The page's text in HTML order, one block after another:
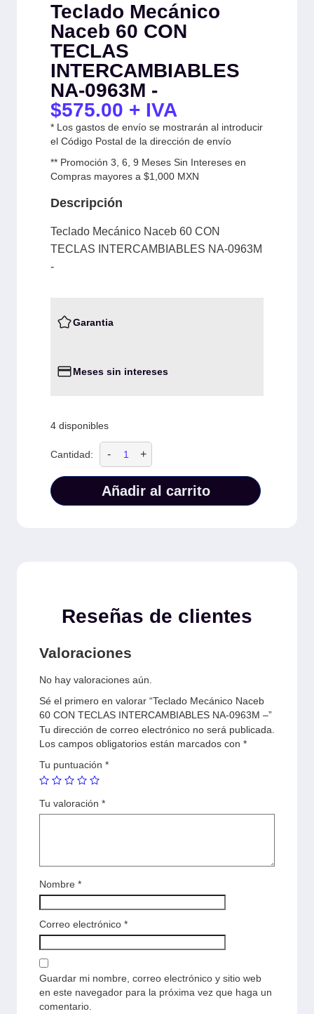
Teclado Mecánico
Naceb 60 CON
TECLAS
INTERCAMBIABLES
NA-0963M -
$575.00 + IVA
* Los gastos de envío se mostrarán al introducir
el Código Postal de la dirección de envío
** Promoción 3, 6, 9 Meses Sin Intereses en
Compras mayores a $1,000 MXN
Descripción
Teclado Mecánico Naceb 60 CON
TECLAS INTERCAMBIABLES NA-0963M
-
Garantia
Meses sin intereses
4 disponibles
Cantidad: - +
Añadir al carrito
Reseñas de clientes
Valoraciones
No hay valoraciones aún.
Sé el primero en valorar “Teclado Mecánico Naceb
60 CON TECLAS INTERCAMBIABLES NA-0963M –”
Tu dirección de correo electrónico no será publicada.
Los campos obligatorios están marcados con *
Tu puntuación *
Tu valoración *
Nombre *
Correo electrónico *
Guardar mi nombre, correo electrónico y sitio web
en este navegador para la próxima vez que haga un
comentario.